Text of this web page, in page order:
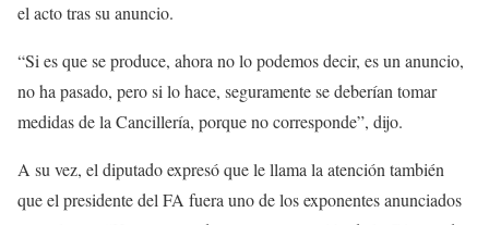
el acto tras su anuncio.
“Si es que se produce, ahora no lo podemos decir, es un anuncio,
no ha pasado, pero si lo hace, seguramente se deberían tomar
medidas de la Cancillería, porque no corresponde”, dijo.
A su vez, el diputado expresó que le llama la atención también
que el presidente del FA fuera uno de los exponentes anunciados